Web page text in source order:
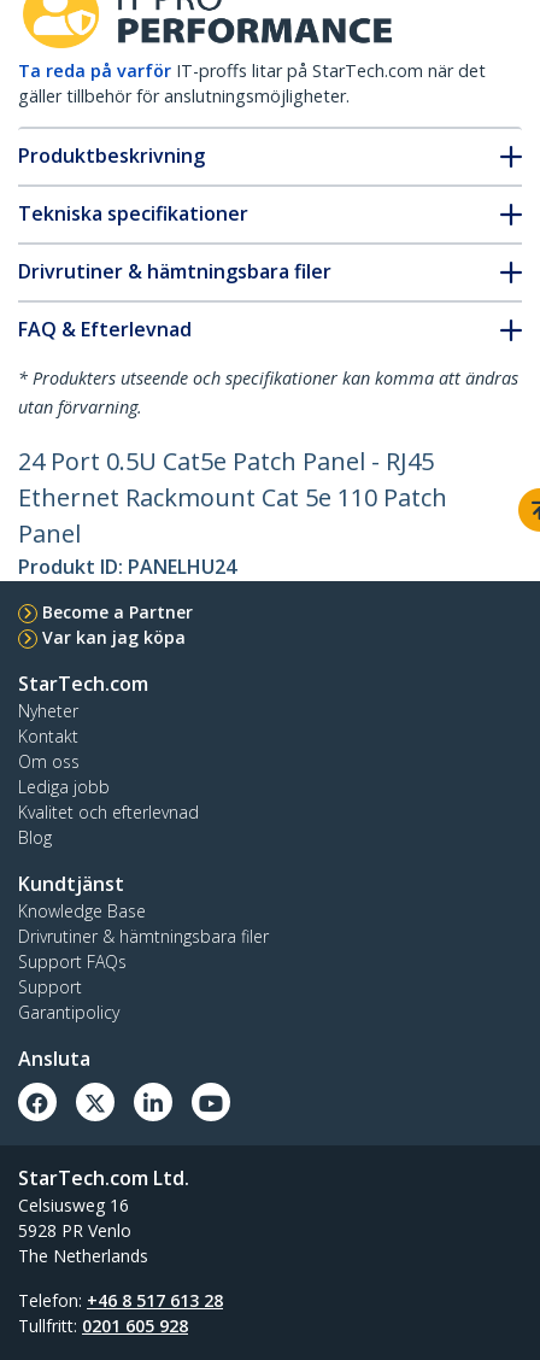
Ta reda på varför IT-proffs litar på StarTech.com när det
gäller tillbehör för anslutningsmöjligheter.
Produktbeskrivning
Tekniska specifikationer
Drivrutiner & hämtningsbara filer
FAQ & Efterlevnad
* Produkters utseende och specifikationer kan komma att ändras
utan förvarning.
24 Port 0.5U Cat5e Patch Panel - RJ45
Ethernet Rackmount Cat 5e 110 Patch
Panel
Produkt ID: PANELHU24
Become a Partner
Var kan jag köpa
StarTech.com
Nyheter
Kontakt
Om oss
Lediga jobb
Kvalitet och efterlevnad
Blog
Kundtjänst
Knowledge Base
Drivrutiner & hämtningsbara filer
Support FAQs
Support
Garantipolicy
Ansluta
StarTech.com Ltd.
Celsiusweg 16
5928 PR Venlo
The Netherlands
Telefon: +46 8 517 613 28
Tullfritt: 0201 605 928